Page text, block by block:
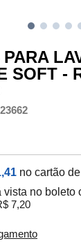
SOFT -
no cartão
vista no boleto
7,20